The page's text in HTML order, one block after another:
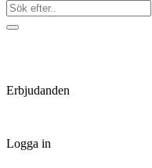
Erbjudanden
Logga in